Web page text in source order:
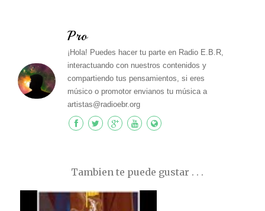
Pro
¡Hola! Puedes hacer tu parte en Radio E.B.R,
interactuando con nuestros contenidos y
compartiendo tus pensamientos, si eres
músico o promotor envianos tu música a
artistas@radioebr.org
Tambien te puede gustar . . .